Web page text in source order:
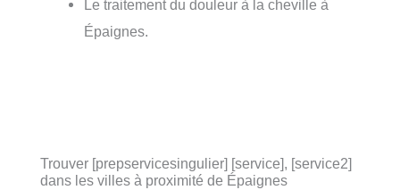
Le traitement du douleur à la cheville à
Épaignes.
Trouver [prepservicesingulier] [service], [service2]
dans les villes à proximité de Épaignes